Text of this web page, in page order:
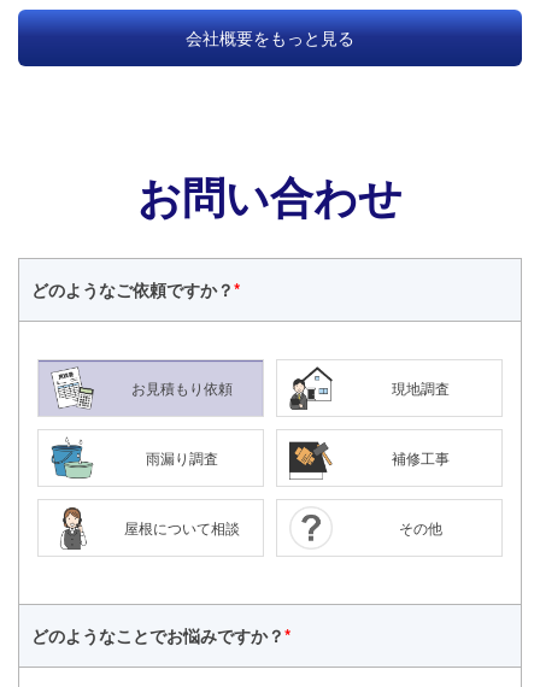
会社概要をもっと見る
お問い合わせ
どのようなご依頼ですか？*
お見積もり依頼 現地調査
雨漏り調査 補修工事
屋根について相談 その他
どのようなことでお悩みですか？*